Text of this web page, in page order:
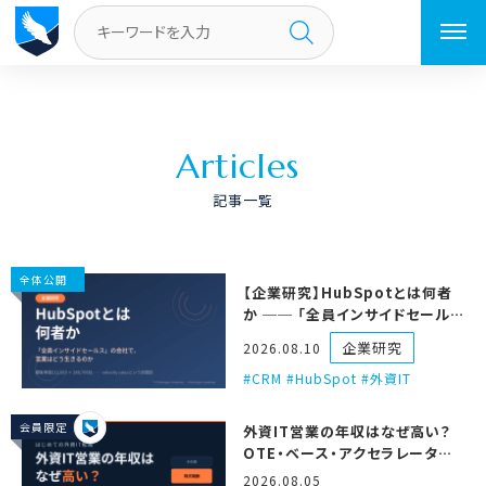
トップページ
Articles
記事一覧
全体公開
【企業研究】HubSpotとは何者
か ── 「全員インサイドセール
ス」の会社で、営業はどう生きるの
か
2026.08.10 企業研究
CRM #HubSpot #外資IT
会員限定
外資IT営業の年収はなぜ高い？
OTE・ベース・アクセラレータの
仕組みを徹底解説
2026.08.05